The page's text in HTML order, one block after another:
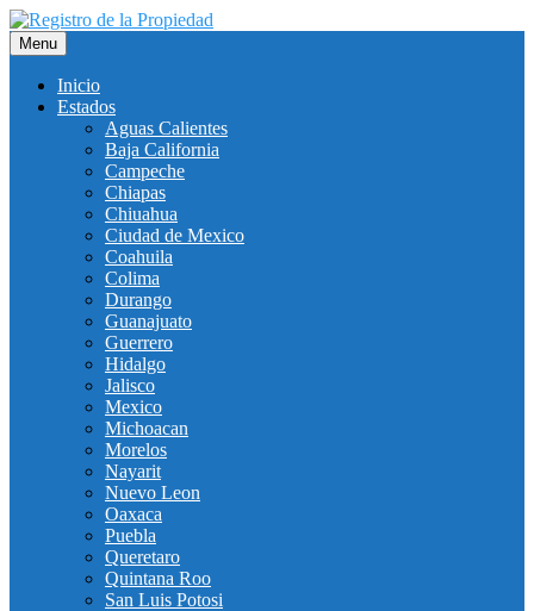
Saltar
al
contenido
Menu
Inicio
Estados
Aguas Calientes
Baja California
Campeche
Chiapas
Chiuahua
Ciudad de Mexico
Coahuila
Colima
Durango
Guanajuato
Guerrero
Hidalgo
Jalisco
Mexico
Michoacan
Morelos
Nayarit
Nuevo Leon
Oaxaca
Puebla
Queretaro
Quintana Roo
San Luis Potosi